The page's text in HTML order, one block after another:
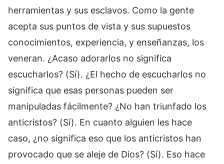
herramientas y sus esclavos. Como la gente
acepta sus puntos de vista y sus supuestos
conocimientos, experiencia, y enseñanzas, los
veneran. ¿Acaso adorarlos no significa
escucharlos? (Sí). ¿El hecho de escucharlos no
significa que esas personas pueden ser
manipuladas fácilmente? ¿No han triunfado los
anticristos? (Sí). En cuanto alguien les hace
caso, ¿no significa eso que los anticristos han
provocado que se aleje de Dios? (Sí). Eso hace